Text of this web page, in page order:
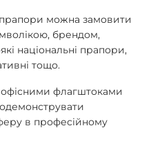
можна замовити
брендом,
національні прапори,
тощо.
флагштоками
в професійному